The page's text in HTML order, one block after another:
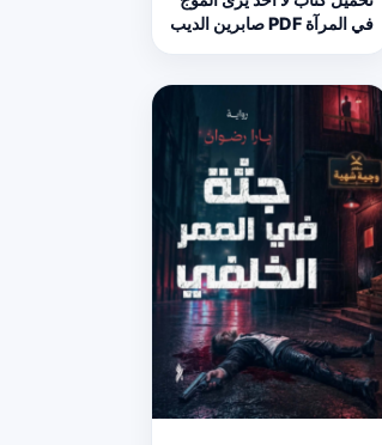
في المرآة PDF صابرين الديب